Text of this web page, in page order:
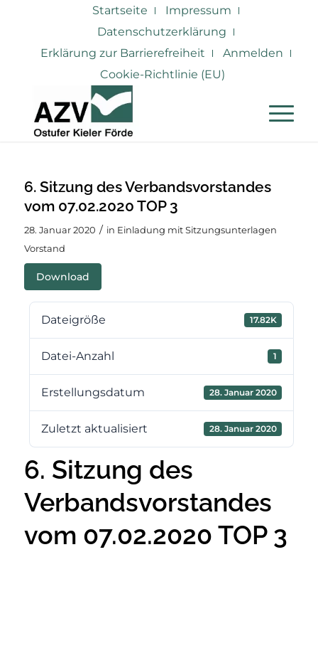
Startseite
Impressum
Datenschutzerklärung
Erklärung zur Barrierefreiheit
Anmelden
Cookie-Richtlinie (EU)
6. Sitzung des Verbandsvorstandes
vom 07.02.2020 TOP 3
28. Januar 2020 / in Einladung mit Sitzungsunterlagen
Vorstand
Download
Dateigröße 17.82K
Datei-Anzahl 1
Erstellungsdatum 28. Januar 2020
Zuletzt aktualisiert 28. Januar 2020
6. Sitzung des
Verbandsvorstandes
vom 07.02.2020 TOP 3